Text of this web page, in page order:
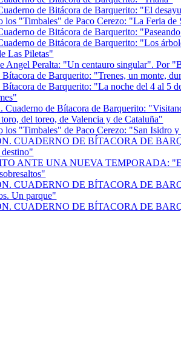
de Bitácora de Barquerito: "El
los "Timbales" de Paco Cerezo: "La Feria de
de Bitácora de Barquerito:
de Bitácora de Barquerito: "Los
Las Piletas"
Angel Peralta: "Un centauro singular". Por
Bítacora de Barquerito: "Trenes, un monte,
Bítacora de Barquerito: "La noche del 4 al 5
de Bítacora de Barquerito:
del toreo, de Valencia y de Cataluña"
los "Timbales" de Paco Cerezo: "San Isidro
CUADERNO DE BÍTACORA DE
ANTE UNA NUEVA TEMPORADA: "El
CUADERNO DE BÍTACORA DE
Un parque"
CUADERNO DE BÍTACORA DE